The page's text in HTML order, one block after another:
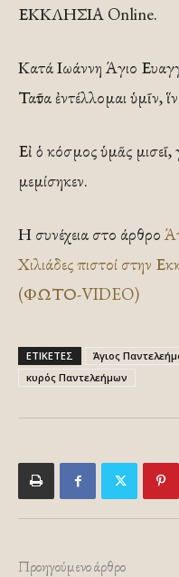
ΕΚΚΛΗΣΙΑ Online.
Κατά Ιωάννη Άγιο
Ταῦτα ἐντέλλομαι ὑμῖν,
Εἰ ὁ κόσμος ὑμᾶς μισεῖ,
μεμίσηκεν.
Η συνέχεια στο άρθρο
Χιλιάδες πιστοί στην
(ΦΩΤΟ-VIDEO)
ΕΤΙΚΕΤΕΣ Άγιος
κυρός Παντελεήμων
Προηγούμενο άρθρο